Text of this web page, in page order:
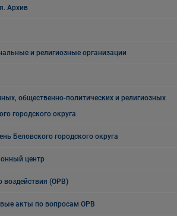
Архив
и религиозные организации
общественно-политических и религиозных
городского округа
Беловского городского округа
центр
воздействия (ОРВ)
акты по вопросам ОРВ